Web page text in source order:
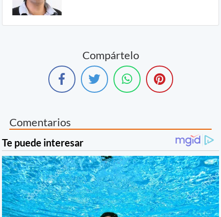
Compártelo
Comentarios